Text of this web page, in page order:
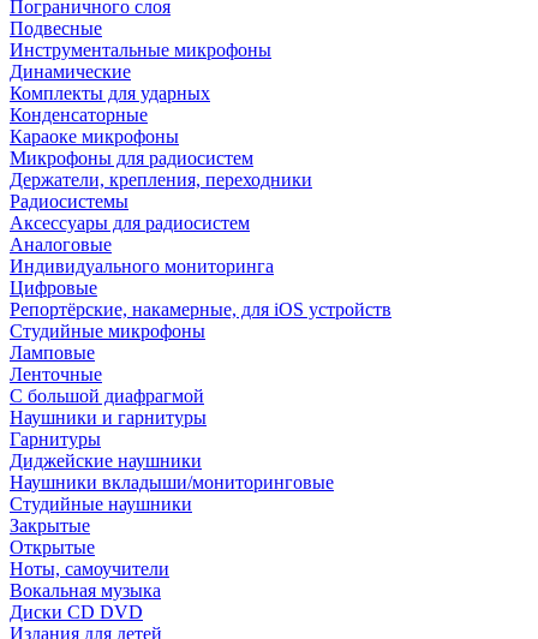
Пограничного слоя
Подвесные
Инструментальные микрофоны
Динамические
Комплекты для ударных
Конденсаторные
Караоке микрофоны
Микрофоны для радиосистем
Держатели, крепления, переходники
Радиосистемы
Аксессуары для радиосистем
Аналоговые
Индивидуального мониторинга
Цифровые
Репортёрские, накамерные, для iOS устройств
Студийные микрофоны
Ламповые
Ленточные
С большой диафрагмой
Наушники и гарнитуры
Гарнитуры
Диджейские наушники
Наушники вкладыши/мониторинговые
Студийные наушники
Закрытые
Открытые
Ноты, самоучители
Вокальная музыка
Диски CD DVD
Издания для детей